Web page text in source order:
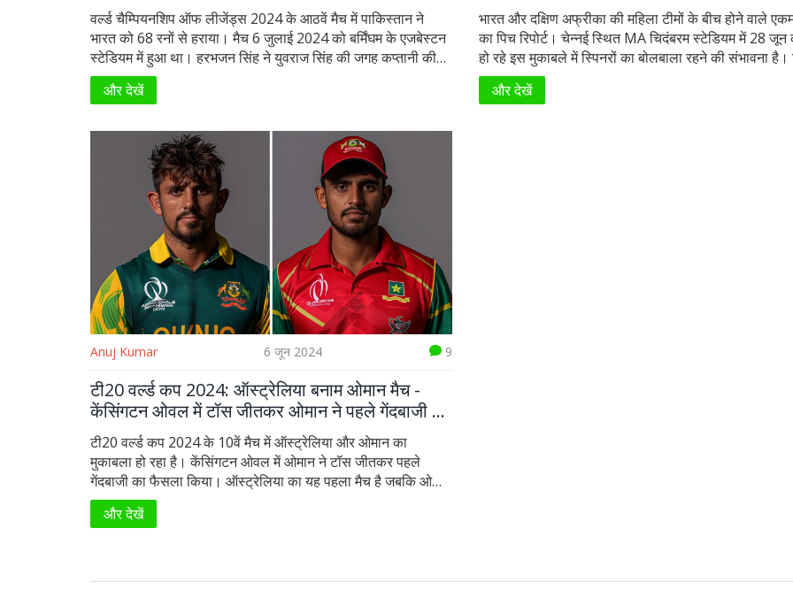
वर्ल्ड चैम्पियनशिप ऑफ लीजेंड्स 2024 के आठवें मैच में पाकिस्तान ने
भारत को 68 रनों से हराया। मैच 6 जुलाई 2024 को बर्मिंघम के एजबेस्टन
स्टेडियम में हुआ था। हरभजन सिंह ने युवराज सिंह की जगह कप्तानी की
और सुरेश रैना ने हाफ सेंचुरी बनाई। पाकिस्तान ने 175/9 का लक्ष्य रखा,
जिसे भारत पूरा नहीं कर सका और 107 रन पर ही सिमट गया। यह जीत
और देखें
भारत और दक्षिण अफ्रीका की महिला टीमों के बीच होने वाले
का पिच रिपोर्ट। चेन्नई स्थित MA चिदंबरम स्टेडियम में 28
हो रहे इस मुकाबले में स्पिनरों का बोलबाला रहने की संभावना
एकदिवसीय सीरीज में भारत ने दक्षिण अफ्रीका को 3-0 से हराया
और देखें
Anuj Kumar 6 जून 2024 9
टी20 वर्ल्ड कप 2024: ऑस्ट्रेलिया बनाम ओमान मैच -
केंसिंगटन ओवल में टॉस जीतकर ओमान ने पहले गेंदबाजी का
फैसला किया
टी20 वर्ल्ड कप 2024 के 10वें मैच में ऑस्ट्रेलिया और ओमान का
मुकाबला हो रहा है। केंसिंगटन ओवल में ओमान ने टॉस जीतकर पहले
गेंदबाजी का फैसला किया। ऑस्ट्रेलिया का यह पहला मैच है जबकि ओमान
अपना दूसरा मैच खेल रहा है। पिछले मैच में ओमान को सुपर ओवर में
नामीबिया से हार का सामना करना पड़ा था।
और देखें